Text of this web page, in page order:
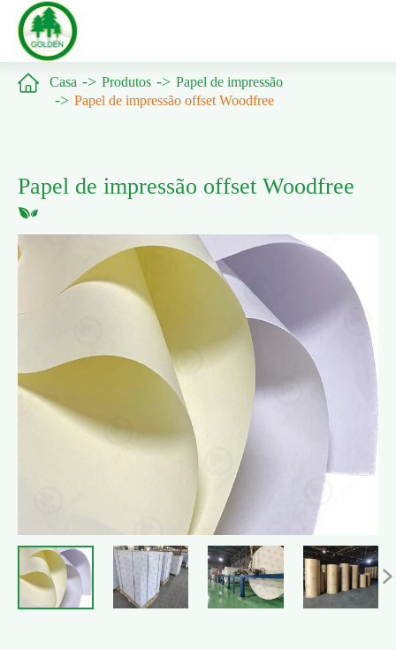
 Casa Produtos
Papel de impressão
Papel de impressão offset Woodfree
Papel de impressão offset Woodfree
